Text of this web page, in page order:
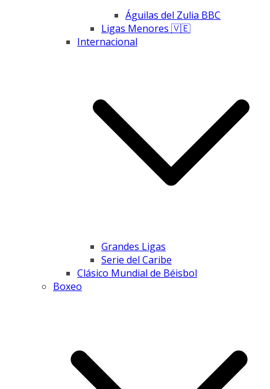
Águilas del Zulia BBC
Ligas Menores 🇻🇪
Internacional
Grandes Ligas
Serie del Caribe
Clásico Mundial de Béisbol
Boxeo